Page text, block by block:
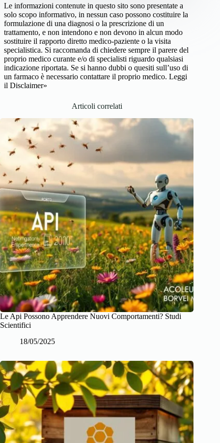
Le informazioni contenute in questo sito sono presentate a
solo scopo informativo, in nessun caso possono costituire la
formulazione di una diagnosi o la prescrizione di un
trattamento, e non intendono e non devono in alcun modo
sostituire il rapporto diretto medico-paziente o la visita
specialistica. Si raccomanda di chiedere sempre il parere del
proprio medico curante e/o di specialisti riguardo qualsiasi
indicazione riportata. Se si hanno dubbi o quesiti sull’uso di
un farmaco è necessario contattare il proprio medico. Leggi
il Disclaimer»
Articoli correlati
Le Api Possono Apprendere Nuovi Comportamenti? Studi
Scientifici
18/05/2025